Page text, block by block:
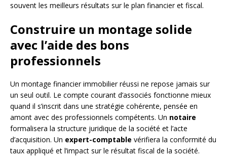
souvent les meilleurs résultats sur le plan financier et fiscal.
Construire un montage solide
avec l’aide des bons
professionnels
Un montage financier immobilier réussi ne repose jamais sur
un seul outil. Le compte courant d’associés fonctionne mieux
quand il s’inscrit dans une stratégie cohérente, pensée en
amont avec des professionnels compétents. Un notaire
formalisera la structure juridique de la société et l’acte
d’acquisition. Un expert-comptable vérifiera la conformité du
taux appliqué et l’impact sur le résultat fiscal de la société.